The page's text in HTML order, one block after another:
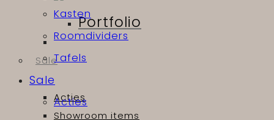
Portfolio
Sale
Acties
Showroom items
Kasten
Roomdividers
Tafels
Sale
Acties